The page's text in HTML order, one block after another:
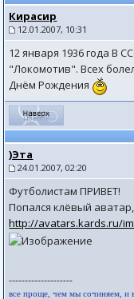
Кирасир
12.01.2007, 10:31
12 января 1936 года В
"Локомотив". Всех
Днём Рождения
)Эта
24.01.2007, 02:20
Футболистам ПРИВЕТ!
Попался клёвый
http://avatars.kards.ru/
--------------------
все проще, чем мы сочиняем,